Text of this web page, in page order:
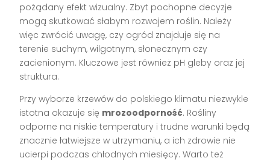
pożądany efekt wizualny. Zbyt pochopne decyzje
mogą skutkować słabym rozwojem roślin. Należy
więc zwrócić uwagę, czy ogród znajduje się na
terenie suchym, wilgotnym, słonecznym czy
zacienionym. Kluczowe jest również pH gleby oraz jej
struktura.
Przy wyborze krzewów do polskiego klimatu niezwykle
istotna okazuje się mrozoodporność. Rośliny
odporne na niskie temperatury i trudne warunki będą
znacznie łatwiejsze w utrzymaniu, a ich zdrowie nie
ucierpi podczas chłodnych miesięcy. Warto też